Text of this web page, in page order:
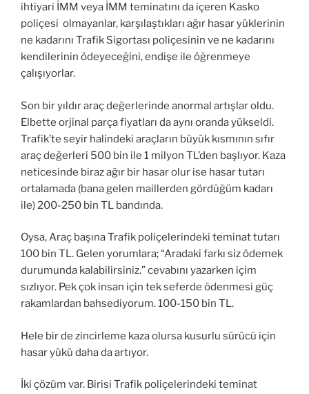
ihtiyari İMM veya İMM teminatını da içeren Kasko
poliçesi olmayanlar, karşılaştıkları ağır hasar yüklerinin
ne kadarını Trafik Sigortası poliçesinin ve ne kadarını
kendilerinin ödeyeceğini, endişe ile öğrenmeye
çalışıyorlar.
Son bir yıldır araç değerlerinde anormal artışlar oldu.
Elbette orjinal parça fiyatları da aynı oranda yükseldi.
Trafik’te seyir halindeki araçların büyük kısmının sıfır
araç değerleri 500 bin ile 1 milyon TL’den başlıyor. Kaza
neticesinde biraz ağır bir hasar olur ise hasar tutarı
ortalamada (bana gelen maillerden gördüğüm kadarı
ile) 200-250 bin TL bandında.
Oysa, Araç başına Trafik poliçelerindeki teminat tutarı
100 bin TL. Gelen yorumlara; “Aradaki farkı siz ödemek
durumunda kalabilirsiniz.” cevabını yazarken içim
sızlıyor. Pek çok insan için tek seferde ödenmesi güç
rakamlardan bahsediyorum. 100-150 bin TL.
Hele bir de zincirleme kaza olursa kusurlu sürücü için
hasar yükü daha da artıyor.
İki çözüm var. Birisi Trafik poliçelerindeki teminat